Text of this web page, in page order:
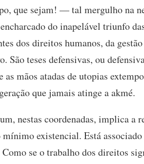
que sejam! — tal mergulho na
do inapelável triunfo
dos direitos humanos, da
São teses defensivas, ou
as mãos atadas de utopias
que jamais atinge a akmé.
nestas coordenadas, implica a
existencial. Está
se o trabalho dos direitos